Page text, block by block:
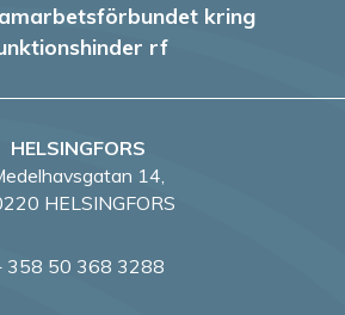
kring
rf
HELSINGFORS
14,
HELSINGFORS
358 50 368 3288